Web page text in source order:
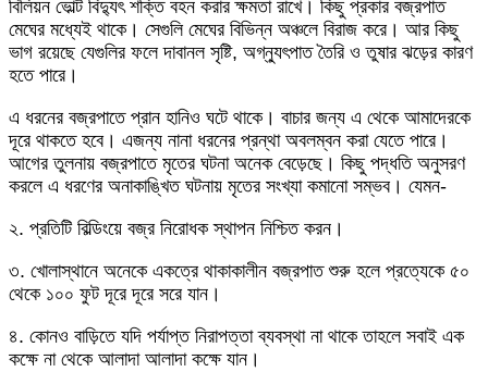
বিলিয়ন ভোল্ট বিদ্যুৎ শক্তি বহন করার ক্ষমতা রাখে। কিছু প্রকার বজ্রপাত
মেঘের মধ্যেই থাকে। সেগুলি মেঘের বিভিন্ন অঞ্চলে বিরাজ করে। আর কিছু
ভাগ রয়েছে যেগুলির ফলে দাবানল সৃষ্টি, অগ্ন্যুৎপাত তৈরি ও তুষার ঝড়ের কারণ
হতে পারে।
এ ধরনের বজ্রপাতে প্রান হানিও ঘটে থাকে। বাচার জন্য এ থেকে আমাদেরকে
দূরে থাকতে হবে। এজন্য নানা ধরনের প্রন্থা অবলম্বন করা যেতে পারে।
আগের তুলনায় বজ্রপাতে মৃতের ঘটনা অনেক বেড়েছে। কিছু পদ্ধতি অনুসরণ
করলে এ ধরণের অনাকাঙ্খিত ঘটনায় মৃতের সংখ্যা কমানো সম্ভব। যেমন-
২. প্রতিটি বিল্ডিংয়ে বজ্র নিরোধক স্থাপন নিশ্চিত করন।
৩. খোলাস্থানে অনেকে একত্রে থাকাকালীন বজ্রপাত শুরু হলে প্রত্যেকে ৫০
থেকে ১০০ ফুট দূরে দূরে সরে যান।
৪. কোনও বাড়িতে যদি পর্যাপ্ত নিরাপত্তা ব্যবস্থা না থাকে তাহলে সবাই এক
কক্ষে না থেকে আলাদা আলাদা কক্ষে যান।